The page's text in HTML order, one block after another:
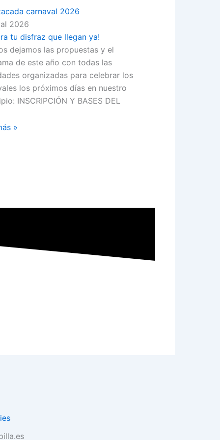
2026
tu disfraz que llegan ya!
dejamos las propuestas y el
de este año con todas las
organizadas para celebrar los
los próximos días en nuestro
INSCRIPCIÓN Y BASES DEL
»